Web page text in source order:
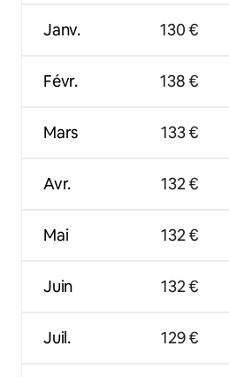
Janv.
Févr.
Mars
Avr.
Mai
Juin
Juil.
130 €
138 €
133 €
132 €
132 €
132 €
129 €